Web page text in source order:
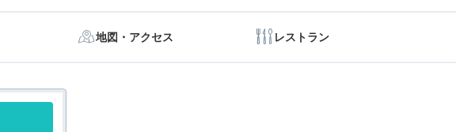
地図・アクセス レストラン